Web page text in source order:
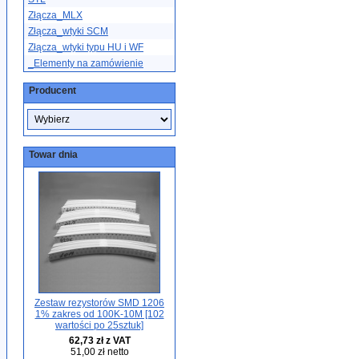
Złącza_MLX
Złącza_wtyki SCM
Złącza_wtyki typu HU i WF
_Elementy na zamówienie
Producent
Towar dnia
Zestaw rezystorów SMD 1206
1% zakres od 100K-10M [102
wartości po 25sztuk]
62,73 zł z VAT
51,00 zł netto